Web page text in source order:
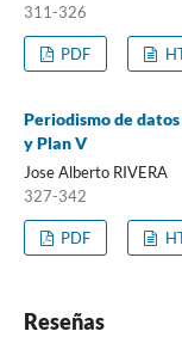
311-326
PDF
Periodismo de datos
y Plan V
Jose Alberto RIVERA
327-342
PDF
Reseñas